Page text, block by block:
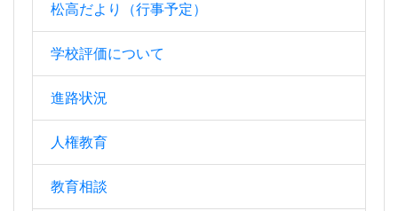
松高だより（行事予定）
学校評価について
進路状況
人権教育
教育相談